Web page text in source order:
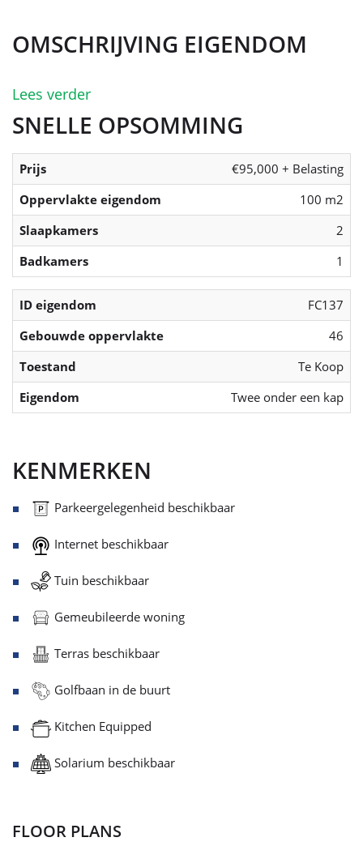
OMSCHRIJVING EIGENDOM
Lees verder
SNELLE OPSOMMING
Prijs
€95,000 + Belasting
Oppervlakte eigendom
100 m2
Slaapkamers
2
Badkamers
1
ID eigendom
FC137
Gebouwde oppervlakte
46
Toestand
Te Koop
Eigendom
Twee onder een kap
KENMERKEN
Parkeergelegenheid beschikbaar
Internet beschikbaar
Tuin beschikbaar
Gemeubileerde woning
Terras beschikbaar
Golfbaan in de buurt
Kitchen Equipped
Solarium beschikbaar
FLOOR PLANS